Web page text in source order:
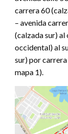
carrera 60
– avenida
(calzada sur)
occidental) al
sur) por
mapa 1).